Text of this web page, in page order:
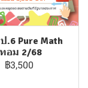
.6 Pure Math
ทอม 2/68
฿3,500